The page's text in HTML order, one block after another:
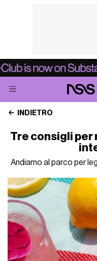
INDIETRO
Tre consigli per
Andiamo al parco per